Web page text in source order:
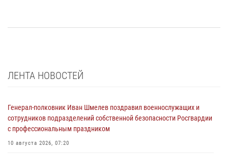
ЛЕНТА НОВОСТЕЙ
Генерал-полковник Иван Шмелев поздравил военнослужащих и
сотрудников подразделений собственной безопасности Росгвардии
с профессиональным праздником
10 августа 2026, 07:20